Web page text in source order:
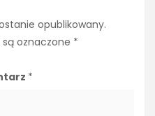
opublikowany.
oznaczone *
*